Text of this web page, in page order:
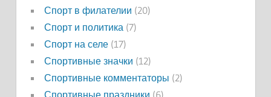
Спорт в филателии (20)
Спорт и политика (7)
Спорт на селе(17)
Спортивные значки (12)
Спортивные комментаторы (2)
Спортивные праздники (6)